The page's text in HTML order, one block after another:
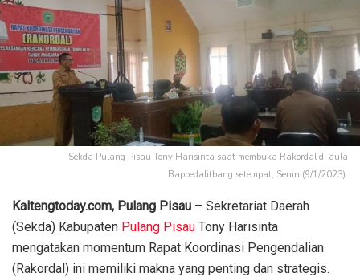
Sekda Pulang Pisau Tony Harisinta saat membuka Rakordal di aula
Bappedalitbang setempat, Senin (9/1/2023).
Kaltengtoday.com, Pulang Pisau – Sekretariat Daerah
(Sekda) Kabupaten Pulang Pisau Tony Harisinta
mengatakan momentum Rapat Koordinasi Pengendalian
(Rakordal) ini memiliki makna yang penting dan strategis.